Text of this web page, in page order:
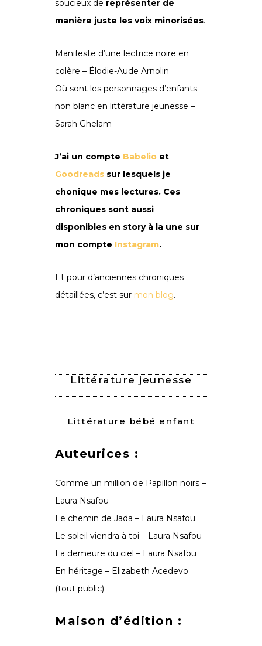
soucieux de représenter de
manière juste les voix minorisées.
Manifeste d’une lectrice noire en
colère – Élodie-Aude Arnolin
Où sont les personnages d’enfants
non blanc en littérature jeunesse –
Sarah Ghelam
J’ai un compte Babelio et
Goodreads sur lesquels je
chonique mes lectures. Ces
chroniques sont aussi
disponibles en story à la une sur
mon compte Instagram.
Et pour d’anciennes chroniques
détaillées, c’est sur mon blog.
Littérature jeunesse
Littérature bébé enfant
Auteurices :
Comme un million de Papillon noirs –
Laura Nsafou
Le chemin de Jada – Laura Nsafou
Le soleil viendra à toi – Laura Nsafou
La demeure du ciel – Laura Nsafou
En héritage – Elizabeth Acedevo
(tout public)
Maison d’édition :